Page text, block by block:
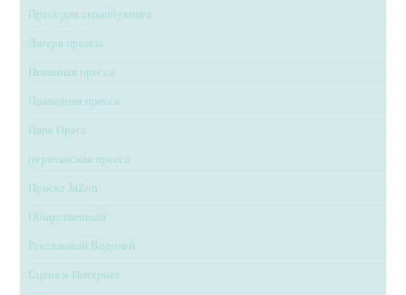
Пресс для скрапбукинга
Лагеря прессы
Невинная пресса
Праведная пресса
Парк Пресс
пуританская пресса
Проект JaZon
Общественный
Ректальный Водолей
Сцена и Интернет